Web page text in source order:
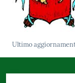
Ultimo